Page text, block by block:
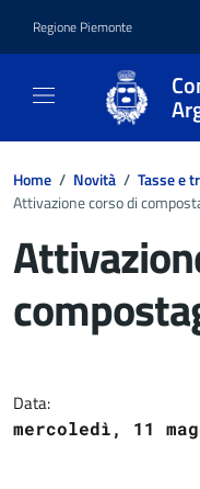
Regione Piemonte
Home / Novità / Tasse e
Attivazione corso di
Data:
mercoledì, 11